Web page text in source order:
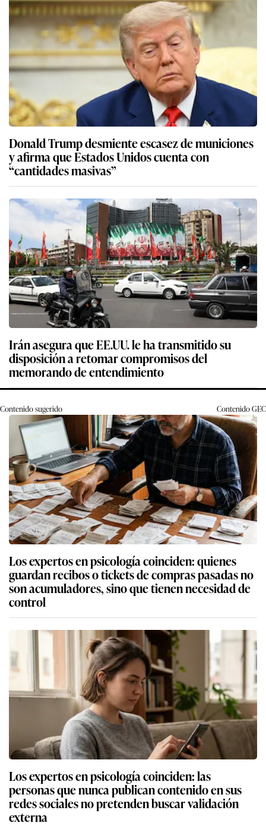
Donald Trump desmiente escasez de municiones
y afirma que Estados Unidos cuenta con
“cantidades masivas”
Irán asegura que EE.UU. le ha transmitido su
disposición a retomar compromisos del
memorando de entendimiento
Contenido sugerido ContenidoGEC
Los expertos en psicología coinciden: quienes
guardan recibos o tickets de compras pasadas no
son acumuladores, sino que tienen necesidad de
control
Los expertos en psicología coinciden: las
personas que nunca publican contenido en sus
redes sociales no pretenden buscar validación
externa